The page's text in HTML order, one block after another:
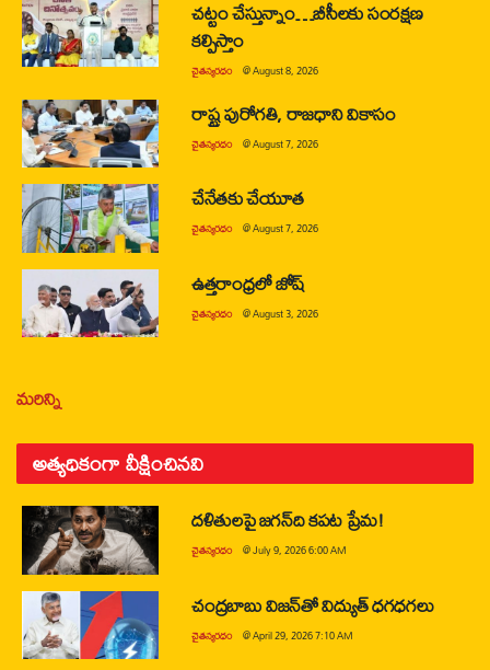
చట్టం చేస్తున్నాం…బీసీలకు సంరక్షణ
కల్పిస్తాం
చైతన్యరధం @August 8, 2026
రాష్ట్ర పురోగతి, రాజధాని వికాసం
చైతన్యరధం @August 7, 2026
చేనేతకు చేయూత
చైతన్యరధం @August 7, 2026
ఉత్తరాంధ్రలో జోష్
చైతన్యరధం @August 3, 2026
మరిన్ని
అత్యధికంగా వీక్షించినవి
దళితులపై జగన్‌ది కపట ప్రేమ!
చైతన్యరధం @July 9, 2026 6:00 AM
చంద్రబాబు విజన్‌తో విద్యుత్ ధగధగలు
చైతన్యరధం @April 29, 2026 7:10 AM